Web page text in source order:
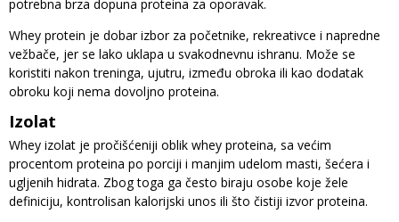
potrebna brza dopuna proteina za oporavak.
Whey protein je dobar izbor za početnike, rekreativce i napredne
vežbače, jer se lako uklapa u svakodnevnu ishranu. Može se
koristiti nakon treninga, ujutru, između obroka ili kao dodatak
obroku koji nema dovoljno proteina.
Izolat
Whey izolat je pročišćeniji oblik whey proteina, sa većim
procentom proteina po porciji i manjim udelom masti, šećera i
ugljenih hidrata. Zbog toga ga često biraju osobe koje žele
definiciju, kontrolisan kalorijski unos ili što čistiji izvor proteina.